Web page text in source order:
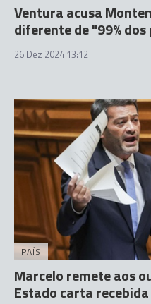
Ventura acusa
diferente de "99%
26 Dez 2024 13:12
PAÍS
Marcelo remete aos
Estado carta